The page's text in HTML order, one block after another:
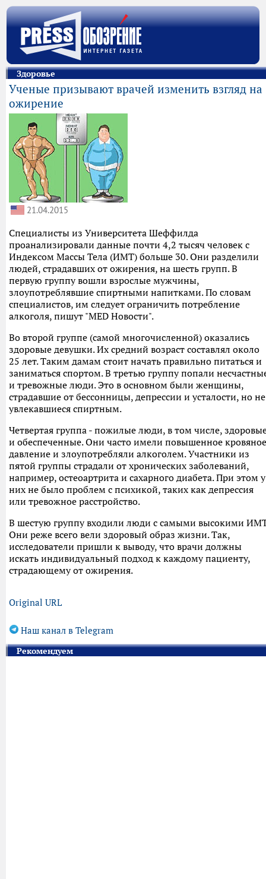
Здоровье
Ученые призывают врачей изменить взгляд на
ожирение
21.04.2015
Специалисты из Университета Шеффилда
проанализировали данные почти 4,2 тысяч человек с
Индексом Массы Тела (ИМТ) больше 30. Они разделили
людей, страдавших от ожирения, на шесть групп. В
первую группу вошли взрослые мужчины,
злоупотреблявшие спиртными напитками. По словам
специалистов, им следует ограничить потребление
алкоголя, пишут "MED Новости".
Во второй группе (самой многочисленной) оказались
здоровые девушки. Их средний возраст составлял около
25 лет. Таким дамам стоит начать правильно питаться и
заниматься спортом. В третью группу попали
и тревожные люди. Это в основном были женщины,
страдавшие от бессонницы, депрессии и усталости, но не
увлекавшиеся спиртным.
Четвертая группа - пожилые люди, в том числе,
и обеспеченные. Они часто имели повышенное кровяное
давление и злоупотребляли алкоголем. Участники из
пятой группы страдали от хронических заболеваний,
например, остеоартрита и сахарного диабета. При этом у
них не было проблем с психикой, таких как депрессия
или тревожное расстройство.
В шестую группу входили люди с самыми высокими
Они реже всего вели здоровый образ жизни. Так,
исследователи пришли к выводу, что врачи должны
искать индивидуальный подход к каждому пациенту,
страдающему от ожирения.
Original URL
Наш канал в Telegram
Рекомендуем